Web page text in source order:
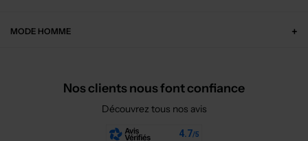
MODE HOMME
Nos clients nous font confiance
Découvrez tous nos avis